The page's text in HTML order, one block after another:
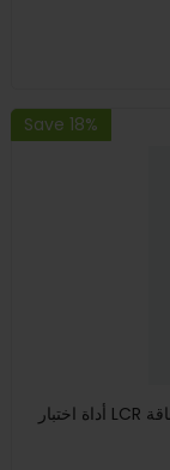
Save 18%
أداة اختبار LCR لمكونات رقاقة SMD من شركة ANENG معقم بقلم